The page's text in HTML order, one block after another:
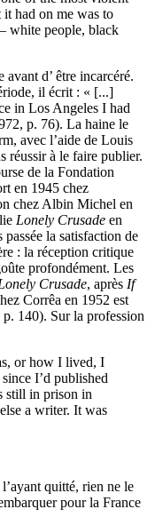
it had on me was to
white people, black
d’ être incarcéré.
il écrit : « [...]
in Los Angeles I had
p. 76). La haine le
avec l’aide de Louis
réussir à le faire publier.
de la Fondation
en 1945 chez
chez Albin Michel en
Lonely Crusade en
la satisfaction de
: la réception critique
profondément. Les
Crusade, après If
Corrêa en 1952 est
140). Sur la profession
or how I lived, I
I’d published
still in prison in
a writer. It was
quitté, rien ne le
pour la France